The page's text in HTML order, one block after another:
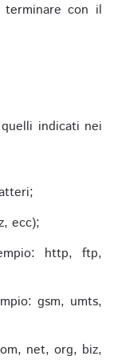
con il
indicati nei
ecc);
http, ftp,
gsm, umts,
net, org, biz,